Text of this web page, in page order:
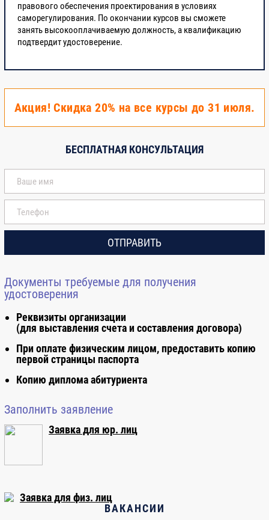
правового обеспечения проектирования в условиях
саморегулирования. По окончании курсов вы сможете
занять высокооплачиваемую должность, а квалификацию
подтвердит удостоверение.
Акция! Скидка 20% на все курсы до 31 июля.
БЕСПЛАТНАЯ КОНСУЛЬТАЦИЯ
ОТПРАВИТЬ
Документы требуемые для получения
удостоверения
Реквизиты организации
(для выставления счета и составления договора)
При оплате физическим лицом, предоставить копию
первой страницы паспорта
Копию диплома абитуриента
Заполнить заявление
Заявка для юр. лиц
Заявка для физ. лиц
ВАКАНСИИ